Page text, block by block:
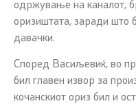
одржување на каналот,
оризиштата, заради што
давачки.
Според Васиљевиќ, во
бил главен извор за
кочанскиот ориз бил и